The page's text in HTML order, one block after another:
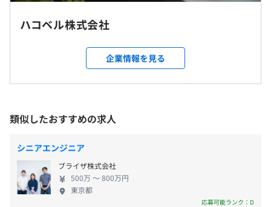
ル、スクラム、ペアプロ
・バックエンド: Ruby, Ruby on Rails, Go
・フロントエンド: TypeScript, React
・API/スキーマ定義: Swagger, GraphQL, Protocol
通勤交通費支給制度を使い、大阪・名古屋などから通勤し
ているメンバーもいます
新幹線通勤の範囲であれば相談可能ですのでまずはエント
＜雇入時＞
東京本社、および自宅
＜変更範囲＞
会社の定める場所（テレワークを行う場所を含む）
は年収提示額を保証するものではありません）
フレックスタイム制（コアタイム 11:00から16:00まで）
平均残業時間：平均20時間／月
ハコベル株式会社
企業情報を見る
類似したおすすめの求人
シニアエンジニア
ブライザ株式会社
500万 〜 800万円
東京都
応募可能ランク：D